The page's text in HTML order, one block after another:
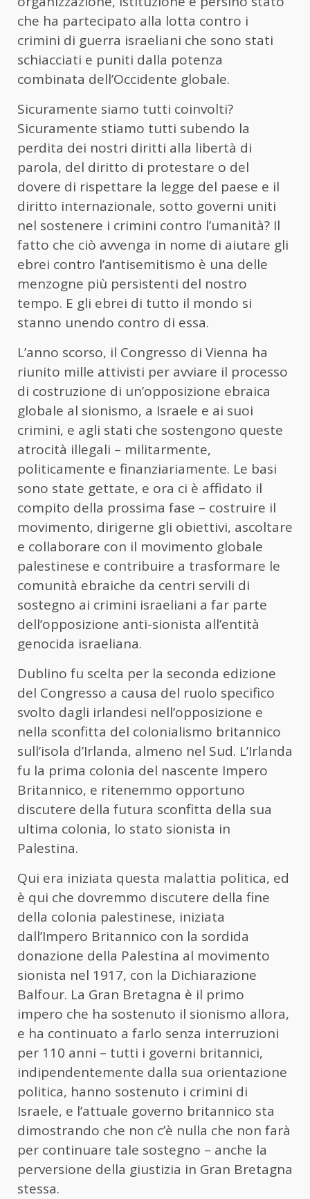
che ha partecipato alla lotta contro i
crimini di guerra israeliani che sono stati
schiacciati e puniti dalla potenza
combinata dell’Occidente globale.
Sicuramente siamo tutti coinvolti?
Sicuramente stiamo tutti subendo la
perdita dei nostri diritti alla libertà di
parola, del diritto di protestare o del
dovere di rispettare la legge del paese e il
diritto internazionale, sotto governi uniti
nel sostenere i crimini contro l’umanità? Il
fatto che ciò avvenga in nome di aiutare gli
ebrei contro l’antisemitismo è una delle
menzogne più persistenti del nostro
tempo. E gli ebrei di tutto il mondo si
stanno unendo contro di essa.
L’anno scorso, il Congresso di Vienna ha
riunito mille attivisti per avviare il processo
di costruzione di un’opposizione ebraica
globale al sionismo, a Israele e ai suoi
crimini, e agli stati che sostengono queste
atrocità illegali – militarmente,
politicamente e finanziariamente. Le basi
sono state gettate, e ora ci è affidato il
compito della prossima fase – costruire il
movimento, dirigerne gli obiettivi, ascoltare
e collaborare con il movimento globale
palestinese e contribuire a trasformare le
comunità ebraiche da centri servili di
sostegno ai crimini israeliani a far parte
dell’opposizione anti-sionista all’entità
genocida israeliana.
Dublino fu scelta per la seconda edizione
del Congresso a causa del ruolo specifico
svolto dagli irlandesi nell’opposizione e
nella sconfitta del colonialismo britannico
sull’isola d’Irlanda, almeno nel Sud. L’Irlanda
fu la prima colonia del nascente Impero
Britannico, e ritenemmo opportuno
discutere della futura sconfitta della sua
ultima colonia, lo stato sionista in
Palestina.
Qui era iniziata questa malattia politica, ed
è qui che dovremmo discutere della fine
della colonia palestinese, iniziata
dall’Impero Britannico con la sordida
donazione della Palestina al movimento
sionista nel 1917, con la Dichiarazione
Balfour. La Gran Bretagna è il primo
impero che ha sostenuto il sionismo allora,
e ha continuato a farlo senza interruzioni
per 110 anni – tutti i governi britannici,
indipendentemente dalla sua orientazione
politica, hanno sostenuto i crimini di
Israele, e l’attuale governo britannico sta
dimostrando che non c’è nulla che non farà
per continuare tale sostegno – anche la
perversione della giustizia in Gran Bretagna
stessa.